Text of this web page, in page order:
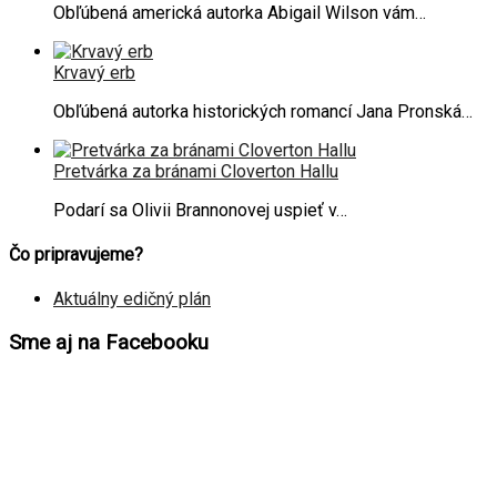
Obľúbená americká autorka Abigail Wilson vám…
Krvavý erb
Obľúbená autorka historických romancí Jana Pronská…
Pretvárka za bránami Cloverton Hallu
Podarí sa Olivii Brannonovej uspieť v…
Čo pripravujeme?
Aktuálny edičný plán
Sme aj na Facebooku